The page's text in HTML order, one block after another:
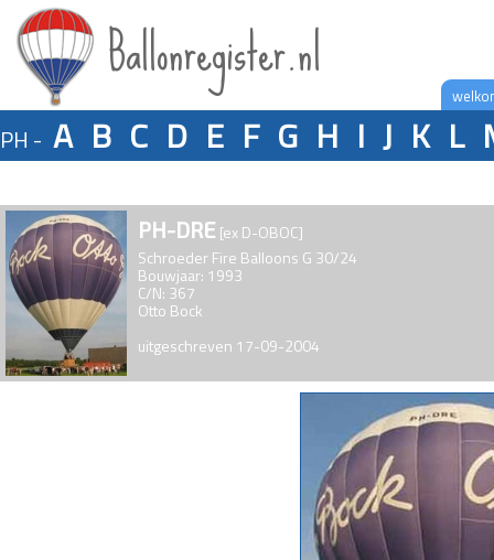
Ballonregister.nl
PH - A B C D E F G H I J K L
PH-DRE [ex D-OBOC]
Schroeder Fire Balloons G 30/24
Bouwjaar: 1993
C/N: 367
Otto Bock
uitgeschreven 17-09-2004